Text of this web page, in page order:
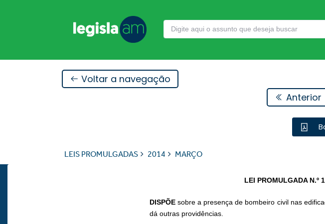
Voltar a navegação
Anterior
LEIS PROMULGADAS 2014 MARÇO
LEI PROMULGADA N.º
DISPÕEsobre a presença de bombeiro civil nas
dá outras providências.